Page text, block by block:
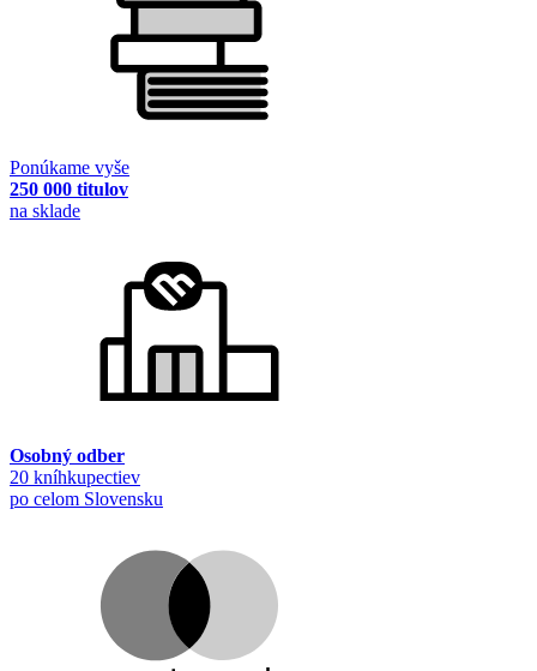
Ponúkame vyše
250 000 titulov
na sklade
Osobný odber
20 kníhkupectiev
po celom Slovensku